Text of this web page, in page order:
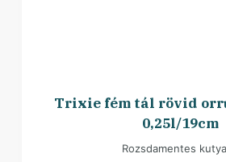
Trixie fém tál rövid
0,25l/19cm
Rozsdamentes